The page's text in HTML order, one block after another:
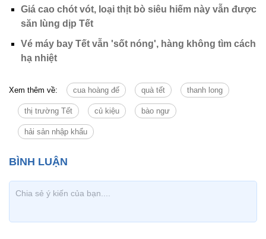
Giá cao chót vót, loại thịt bò siêu hiếm này vẫn được
săn lùng dịp Tết
Vé máy bay Tết vẫn 'sốt nóng', hàng không tìm cách
hạ nhiệt
Xem thêm về: cua hoàng đế quà tết thanh long
thị trường Tết củ kiệu bào ngư
hải sản nhập khẩu